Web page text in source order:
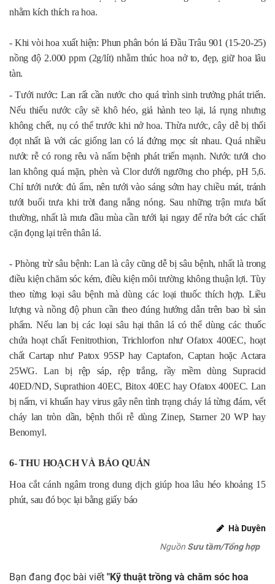
nhằm kích thích ra hoa.
- Khi vòi hoa xuất hiện: Phun phân bón lá Đầu Trâu 901 (15-20-25)
nồng độ 2.000 ppm (2g/lít) nhằm thúc hoa nở to, đẹp, giữ hoa lâu
tàn.
- Tưới nước: Lan rất cần nước cho quá trình sinh trưởng phát triển.
Nếu thiếu nước cây sẽ khô héo, giả hành teo lại, lá rụng nhưng
không chết, nụ có thể trước khi nở hoa. Thừa nước, cây dễ bị thối
đọt nhất là với các giống lan có lá đứng mọc sít nhau. Quá nhiều
nước rễ có rong rêu và nấm bệnh phát triển mạnh. Nước tưới cho
lan không quá mặn, phèn và Clor dưới ngưỡng cho phép, pH 5,6.
Chỉ tưới nước đủ ẩm, nên tưới vào sáng sớm hay chiều mát, tránh
tưới buổi trưa khi trời đang nắng nóng. Sau những trận mưa bất
thường, nhất là mưa đầu mùa cần tưới lại ngay để rửa bớt các chất
cặn đọng lại trên thân lá.
- Phòng trừ sâu bệnh: Lan là cây cũng dễ bị sâu bệnh, nhất là trong
điều kiện chăm sóc kém, điều kiện môi trường không thuận lợi. Tùy
theo từng loại sâu bệnh mà dùng các loại thuốc thích hợp. Liều
lượng và nồng độ phun cần theo đúng hướng dẫn trên bao bì sản
phẩm. Nếu lan bị các loại sâu hại thân lá có thể dùng các thuốc
chứa hoạt chất Fenitrothion, Trichlorfon như Ofatox 400EC, hoạt
chất Cartap như Patox 95SP hay Captafon, Captan hoặc Actara
25WG. Lan bị rệp sáp, rệp trắng, rầy mềm dùng Supracid
40ED/ND, Suprathion 40EC, Bitox 40EC hay Ofatox 400EC. Lan
bị nấm, vi khuẩn hay virus gây nên tình trạng cháy lá từng đám, vết
cháy lan tròn dần, bệnh thối rễ dùng Zinep, Starner 20 WP hay
Benomyl.
6- THU HOẠCH VÀ BẢO QUẢN
Hoa cắt cánh ngâm trong dung dịch giúp hoa lâu héo khoảng 15
phút, sau đó bọc lại bằng giấy báo
Hà Duyên
Nguồn Sưu tầm/Tổng hợp
Bạn đang đọc bài viết "Kỹ thuật trồng và chăm sóc hoa